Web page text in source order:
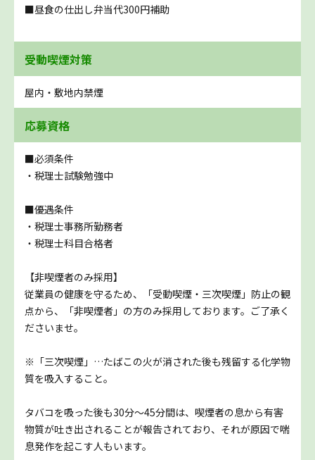
■昼食の仕出し弁当代300円補助
受動喫煙対策
屋内・敷地内禁煙
応募資格
■必須条件
・税理士試験勉強中
■優遇条件
・税理士事務所勤務者
・税理士科目合格者
【非喫煙者のみ採用】
従業員の健康を守るため、「受動喫煙・三次喫煙」防止の観
点から、「非喫煙者」の方のみ採用しております。ご了承く
ださいませ。
※「三次喫煙」…たばこの火が消された後も残留する化学物
質を吸入すること。
タバコを吸った後も30分～45分間は、喫煙者の息から有害
物質が吐き出されることが報告されており、それが原因で喘
息発作を起こす人もいます。